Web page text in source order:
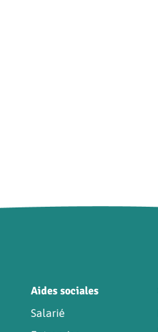
Aides sociales
Salarié